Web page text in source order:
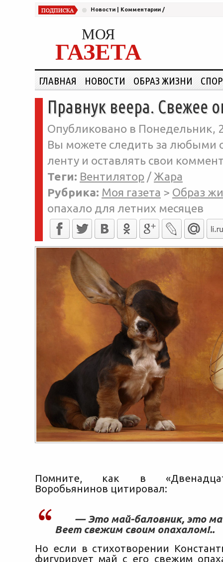
Новости Комментарии /
МОЯ
ГАЗЕТА
ГЛАВНАЯ НОВОСТИ ОБРАЗ ЖИЗНИ
Правнук веера. Свежее
Опубликовано в Понедельник,
Вы можете следить за любыми
ленту и оставлять свои
Теги: Вентилятор / Жара
Рубрика: Моя газета > Образ
опахало для летних месяцев
Помните, как в
Воробьянинов цитировал:
— Это май-баловник, это
Веет свежим своим опахалом!..
Но если в стихотворении
фигурирует май с его свежим